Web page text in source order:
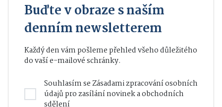
Buďte v obraze s naším
denním newsletterem
Každý den vám pošleme přehled všeho důležitého
do vaší e-mailové schránky.
Souhlasím seZásadami zpracování osobních
údajůpro zasílání novinek a obchodních
sdělení